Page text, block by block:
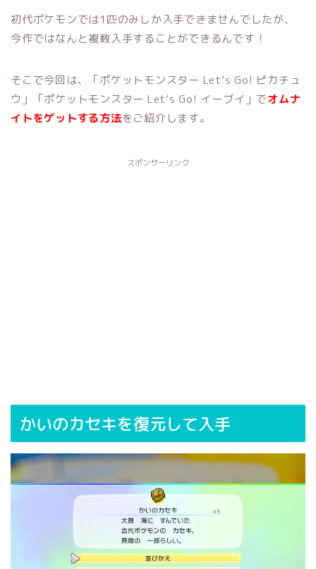
初代ポケモンでは1匹のみしか入手できませんでしたが、
今作ではなんと複数入手することができるんです！
そこで今回は、「ポケットモンスター Let’s Go! ピカチュ
ウ」「ポケットモンスター Let’s Go! イーブイ」でオムナ
イトをゲットする方法をご紹介します。
スポンサーリンク
かいのカセキを復元して入手